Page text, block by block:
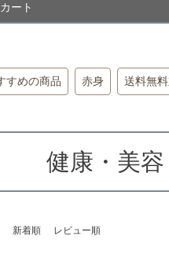
カート
すめの商品 赤身 送料無
健康・美
新着順 レビュー順